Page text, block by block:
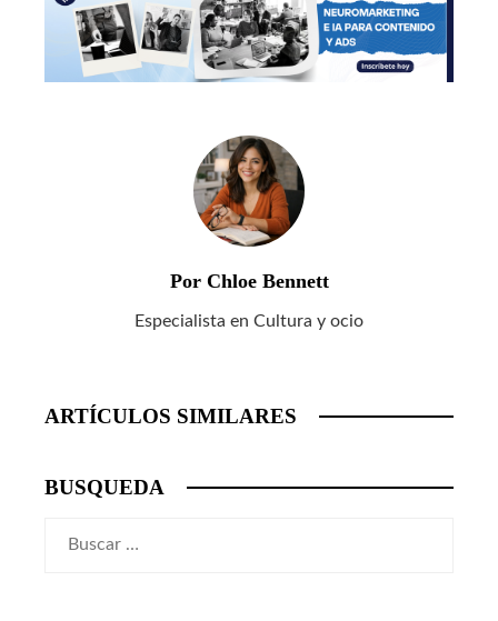
Por Chloe Bennett
Especialista en Cultura y ocio
ARTÍCULOS SIMILARES
BUSQUEDA